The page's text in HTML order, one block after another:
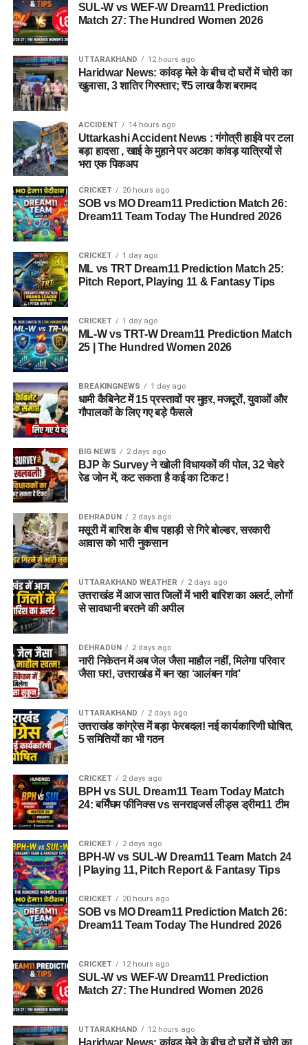
जेल नहीं, रेजिडेंशियल कॉम्प्लेक्स जैसा
होगा माहौल
आलंबन गांव की सबसे खास बात यही होगी कि यहां रहने वाली महिलाओं
और बच्चों को यह महसूस न हो कि वे किसी जेल या बंद संस्थान में रह रहे
हैं। इसके बजाय पूरा परिसर एक रेजिडेंशियल कॉम्प्लेक्स की तरह विकसित
किया जाएगा, जहां सुरक्षा के साथ रहने, पढ़ाई, दैनिक जीवन और सामाजिक
विकास से जुड़ी सुविधाएं उपलब्ध होंगी।
परिसर को आधुनिक सुविधाओं से लैस करने की योजना है। यहां आंगनबाड़ी
केंद्र भी खोले जाएंगे। जरूरत पड़ने पर प्राथमिक विद्यालय की सुविधा भी
उपलब्ध कराई जा सकती है। इस पहल का मकसद सिर्फ महिलाओं और
बच्चों को रहने की जगह देना नहीं, बल्कि उन्हें ऐसा वातावरण उपलब्ध कराना
है, जहां वे खुद को सुरक्षित, सम्मानित और परिवार का हिस्सा महसूस कर
सकें।
5 एकड़ जमीन की हो रही है तलाश
आलंबन गांव विकसित करने के लिए करीब 5 एकड़ जमीन की आवश्यकता
बताई गई है। विभाग की पहली प्राथमिकता देहरादून जिले या उसके
आसपास जमीन तलाशने की थी, लेकिन फिलहाल उपयुक्त जमीन उपलब्ध
नहीं हो पाई है। अब विभाग की ओर से हरिद्वार और आसपास के क्षेत्रों में
जमीन की तलाश की जा रही है। अधिकारियों को उम्मीद है कि हरिद्वार में
इसके लिए उपयुक्त जमीन मिल सकती है।
इसके अलावा उत्तरकाशी जिले के चिन्यालीसौड़ में भी एक जमीन को लेकर
संभावनाएं देखी जा रही हैं। विभाग यह जांच कर रहा है कि वहां की जमीन
और परिस्थितियां आलंबन गांव के निर्माण के लिए उपयुक्त हैं या नहीं।
महिलाओं और बच्चों को मिलेगा नया जीवन
आलंबन गांव की यह योजना सिर्फ एक नया भवन या परिसर तैयार करने की
कवायद नहीं है, बल्कि नारी निकेतन में रहने वाली महिलाओं और बच्चों के
प्रति सोच में बदलाव की कोशिश भी है।
अगर यह योजना धरातल पर उतरती है तो संस्थागत जीवन की जगह उन्हें
परिवार जैसा माहौल, बेहतर स्वतंत्रता और सामाजिक वातावरण मिल
सकेगा। इससे बच्चों और महिलाओं के मानसिक और सामाजिक विकास में
भी मदद मिलने की उम्मीद है।
SUL-W vs WEF-W Dream11 Prediction
Match 27: The Hundred Women 2026
UTTARAKHAND 12 hours ago
Haridwar News: कांवड़ मेले के बीच दो घरों में चोरी का
खुलासा, 3 शातिर गिरफ्तार; ₹5 लाख कैश बरामद
ACCIDENT 14 hours ago
Uttarkashi Accident News : गंगोत्री हाईवे पर टला
बड़ा हादसा , खाई के मुहाने पर अटका कांवड़ यात्रियों से
भरा एक पिकअप
CRICKET 20 hours ago
SOB vs MO Dream11 Prediction Match 26:
Dream11 Team Today The Hundred 2026
CRICKET 1 day ago
ML vs TRT Dream11 Prediction Match 25:
Pitch Report, Playing 11 & Fantasy Tips
CRICKET 1 day ago
ML-W vs TRT-W Dream11 Prediction Match
25 | The Hundred Women 2026
BREAKINGNEWS 1 day ago
धामी कैबिनेट में 15 प्रस्तावों पर मुहर, मजदूरों, युवाओं और
गौपालकों के लिए गए बड़े फैसले
BIG NEWS 2 days ago
BJP के Survey ने खोली विधायकों की पोल, 32 चेहरे
रेड जोन में, कट सकता है कई का टिकट !
DEHRADUN 2 days ago
मसूरी में बारिश के बीच पहाड़ी से गिरे बोल्डर, सरकारी
आवास को भारी नुकसान
UTTARAKHAND WEATHER 2 days ago
उत्तराखंड में आज सात जिलों में भारी बारिश का अलर्ट, लोगों
से सावधानी बरतने की अपील
DEHRADUN 2 days ago
नारी निकेतन में अब जेल जैसा माहौल नहीं, मिलेगा परिवार
जैसा घर!, उत्तराखंड में बन रहा ‘आलंबन गांव’
UTTARAKHAND 2 days ago
उत्तराखंड कांग्रेस में बड़ा फेरबदल! नई कार्यकारिणी घोषित,
5 समितियों का भी गठन
CRICKET 2 days ago
BPH vs SUL Dream11 Team Today Match
24: बर्मिंघम फीनिक्स vs सनराइजर्स लीड्स ड्रीम11 टीम
CRICKET 2 days ago
BPH-W vs SUL-W Dream11 Team Match 24
| Playing 11, Pitch Report & Fantasy Tips
CRICKET 20 hours ago
SOB vs MO Dream11 Prediction Match 26:
Dream11 Team Today The Hundred 2026
CRICKET 12 hours ago
SUL-W vs WEF-W Dream11 Prediction
Match 27: The Hundred Women 2026
UTTARAKHAND 12 hours ago
Haridwar News: कांवड़ मेले के बीच दो घरों में चोरी का